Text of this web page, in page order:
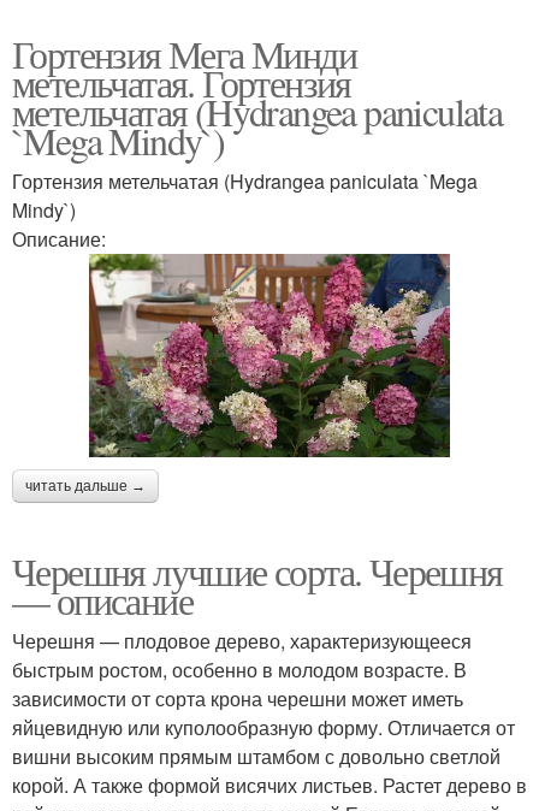
Гортензия Мега Минди
метельчатая. Гортензия
метельчатая (Hydrangea paniculata
`Mega Mindy`)
Гортензия метельчатая (Hydrangea paniculata `Mega
Mindy`)
Описание:
читать дальше →
Черешня лучшие сорта. Черешня
— описание
Черешня — плодовое дерево, характеризующееся
быстрым ростом, особенно в молодом возрасте. В
зависимости от сорта крона черешни может иметь
яйцевидную или куполообразную форму. Отличается от
вишни высоким прямым штамбом с довольно светлой
корой. А также формой висячих листьев. Растет дерево в